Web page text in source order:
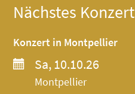
Nächstes Konzert
Konzert in Montpellier
Sa, 10.10.26
Montpellier